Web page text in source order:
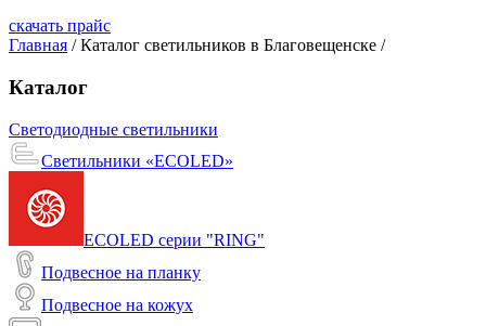
скачать прайс
Главная / Каталог светильников в Благовещенске /
Каталог
Светодиодные светильники
Светильники «ECOLED»
ECOLED серии "RING"
Подвесное на планку
Подвесное на кожух